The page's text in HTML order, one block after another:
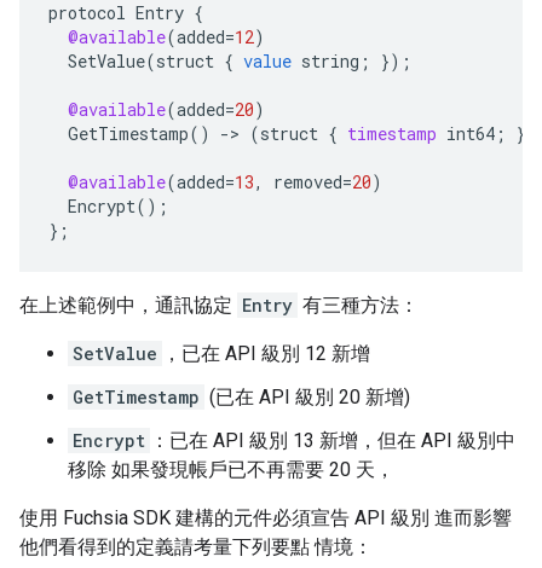
protocol Entry {
@available(added=12)
SetValue(struct { value string ; });
@available(added=20)
GetTimestamp() -> (struct { timestamp int64 ; }
@available(added=13, removed=20)
Encrypt();
} ;
在上述範例中，通訊協定 Entry 有三種方法：
SetValue
，已在 API 級別 12 新增
GetTimestamp (已在 API 級別 20 新增)
Encrypt ：已在 API 級別 13 新增，但在 API 級別中
移除 如果發現帳戶已不再需要 20 天，
使用 Fuchsia SDK 建構的元件必須宣告 API 級別 進而影響
他們看得到的定義請考量下列要點 情境：